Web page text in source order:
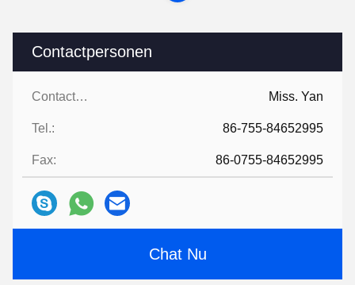
Contactpersonen
Contactpersonen: Miss. Yan
Tel.: 86-755-84652995
Fax: 86-0755-84652995
Chat Nu